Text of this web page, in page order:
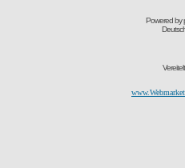
Powered by